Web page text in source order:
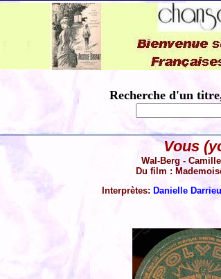
Recherche d'un
Vous
Wal-Berg -
Du film :
Interprètes: Danielle